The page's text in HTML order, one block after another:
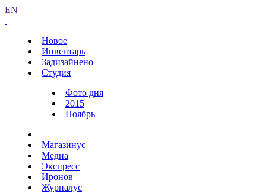
EN
Новое
Инвентарь
Задизайнено
Студия
Фото дня
2015
Ноябрь
Магазинус
Медиа
Экспресс
Иронов
Журналус